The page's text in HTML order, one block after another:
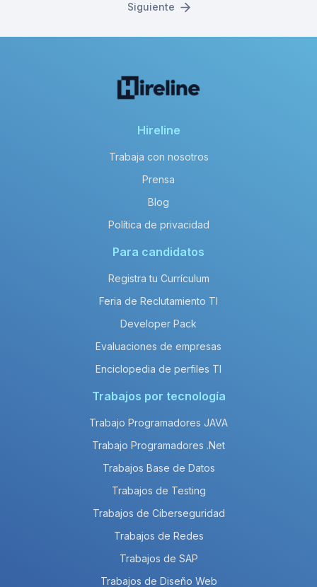
Siguiente
Hireline
Trabaja con nosotros
Prensa
Blog
Política de privacidad
Para candidatos
Registra tu Currículum
Feria de Reclutamiento TI
Developer Pack
Evaluaciones de empresas
Enciclopedia de perfiles TI
Trabajos por tecnología
Trabajo Programadores JAVA
Trabajo Programadores .Net
Trabajos Base de Datos
Trabajos de Testing
Trabajos de Ciberseguridad
Trabajos de Redes
Trabajos de SAP
Trabajos de Diseño Web